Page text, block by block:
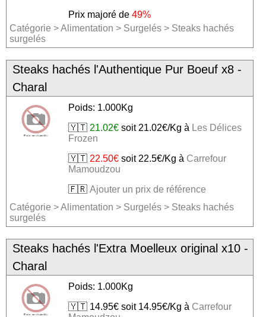
Prix majoré de 49%
Catégorie >Alimentation > Surgelés > Steaks hachés
surgelés
Steaks hachés l'Authentique Pur Boeuf x8 -
Charal
Poids: 1.000Kg
🇾🇹 21.02€soit 21.02€/Kg à Les Délices
Frozen
🇾🇹 22.50€soit 22.5€/Kg à Carrefour
Mamoudzou
🇫🇷 Ajouter un prix de référence
Catégorie >Alimentation > Surgelés > Steaks hachés
surgelés
Steaks hachés l'Extra Moelleux original x10 -
Charal
Poids: 1.000Kg
🇾🇹 14.95€ soit 14.95€/Kg à Carrefour